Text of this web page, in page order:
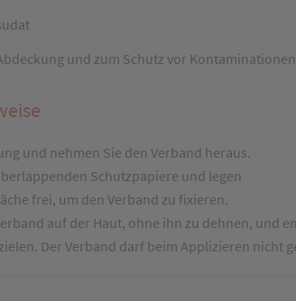
und zum Schutz vor
und nehmen Sie den Verband heraus.
Schutzpapiere und legen
frei, um den Verband zu fixieren.
auf der Haut, ohne ihn zu dehnen, und
Der Verband darf beim Applizieren nicht